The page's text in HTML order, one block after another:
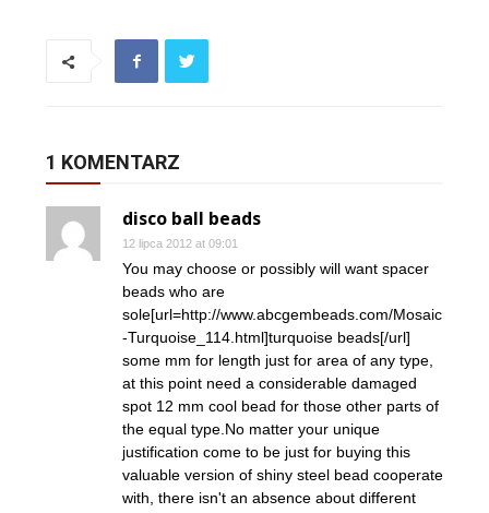
1 KOMENTARZ
disco ball beads
12 lipca 2012 at 09:01
You may choose or possibly will want spacer
beads who are
sole[url=http://www.abcgembeads.com/Mosaic
-Turquoise_114.html]turquoise beads[/url]
some mm for length just for area of any type,
at this point need a considerable damaged
spot 12 mm cool bead for those other parts of
the equal type.No matter your unique
justification come to be just for buying this
valuable version of shiny steel bead cooperate
with, there isn't an absence about different